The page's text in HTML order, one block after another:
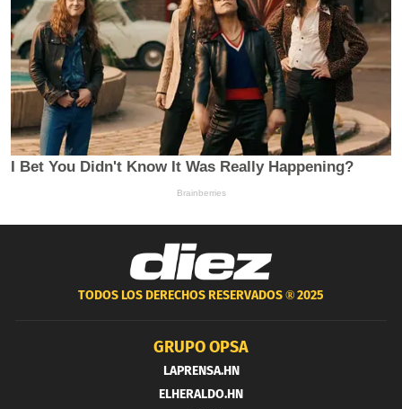
TODOS LOS DERECHOS RESERVADOS ®2025
GRUPO OPSA
LAPRENSA.HN
ELHERALDO.HN